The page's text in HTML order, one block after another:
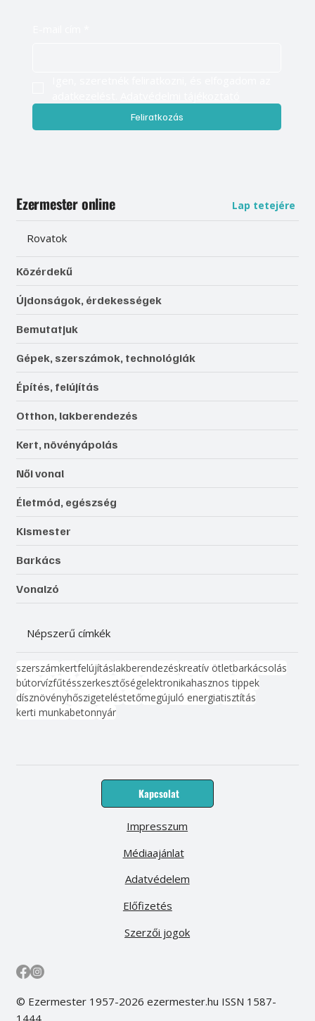
Feliratkozás
Ezermester online Lap tetejére
Rovatok
Közérdekű
Újdonságok, érdekességek
Bemutatjuk
Gépek, szerszámok, technológiák
Építés, felújítás
Otthon, lakberendezés
Kert, növényápolás
Női vonal
Életmód, egészség
Kismester
Barkács
Vonalzó
Népszerű címkék
szerszámkertfelújításlakberendezéskreatív ötletbarkácsolás
bútorvízfűtésszerkesztőségelektronikahasznos tippek
dísznövényhőszigeteléstetőmegújuló energiatisztítás
kerti munkabetonnyár
Kapcsolat
Médiaajánlat
Előfizetés
Impresszum
Adatvédelem
Szerzői jogok
© Ezermester 1957-2026 ezermester.hu ISSN 1587-
1444